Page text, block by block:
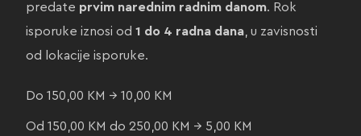
predate prvim narednim radnim danom. Rok
isporuke iznosi od 1 do 4 radna dana, u zavisnosti
od lokacije isporuke.
Do 150,00 KM → 10,00 KM
Od 150,00 KM do 250,00 KM → 5,00 KM